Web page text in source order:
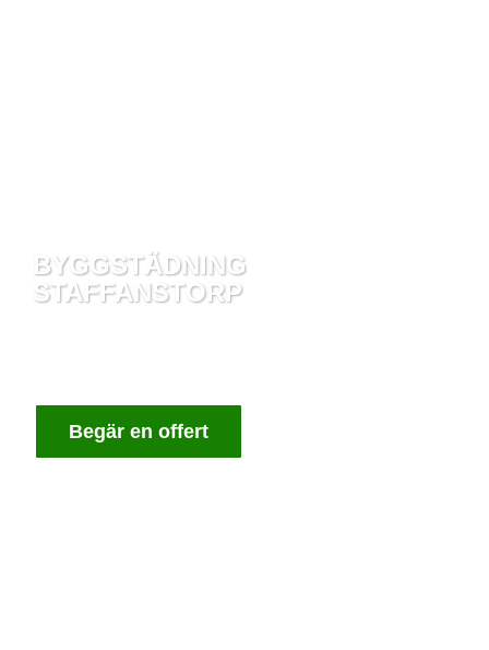
BYGGSTÄDNING
STAFFANSTORP
Begär en offert